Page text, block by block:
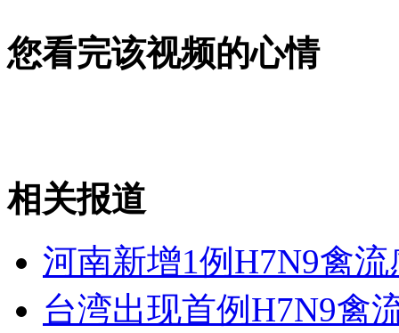
“山东坑农化肥”致庄稼死翘翘
女孩北京地铁殴打老人 痛下狠手拳打脚踢
无痛分娩是否安全 医生回应
您看完该视频的心情
相关报道
河南新增1例H7N9禽
台湾出现首例H7N9禽